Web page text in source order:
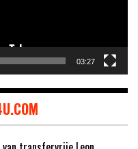
03:27